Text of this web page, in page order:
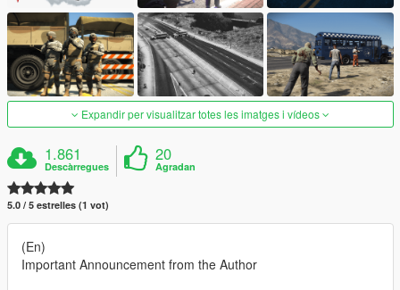
Expandir per visualitzar totes les imatges i vídeos
1.861
Descàrregues
20
Agradan
5.0 / 5 estrelles (1 vot)
(En)
Important Announcement from the Author